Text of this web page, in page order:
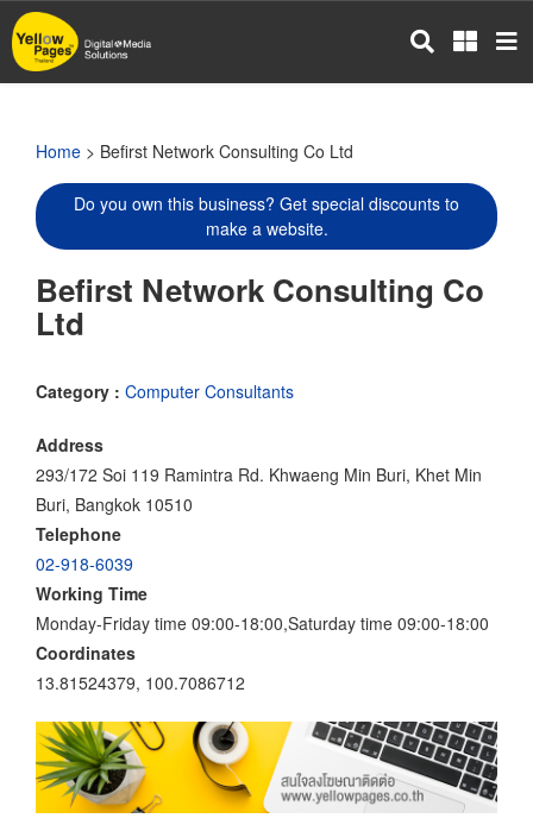
Skip
to
main
Home > Befirst Network Consulting Co Ltd
Do you own this business? Get special discounts to
make a website.
Befirst Network Consulting Co
Ltd
Category : Computer Consultants
Address
293/172 Soi 119 Ramintra Rd. Khwaeng Min Buri, Khet Min
Buri, Bangkok 10510
Telephone
02-918-6039
Working Time
Monday-Friday time 09:00-18:00,Saturday time 09:00-18:00
Coordinates
13.81524379, 100.7086712